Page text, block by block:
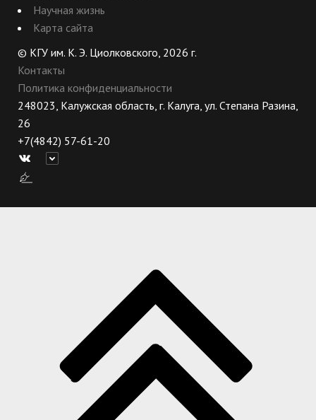
Научная жизнь
Карта сайта
© КГУ им. К. Э. Циолковского, 2026 г.
Контакты
Политика конфиденциальности
248023, Калужская область, г. Калуга, ул. Степана Разина,
26
+7(4842) 57-61-20